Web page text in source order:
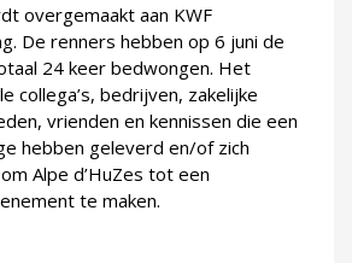
overgemaakt aan KWF
De renners hebben op 6 juni de
24 keer bedwongen. Het
collega’s, bedrijven, zakelijke
vrienden en kennissen die een
hebben geleverd en/of zich
Alpe d’HuZes tot een
te maken.